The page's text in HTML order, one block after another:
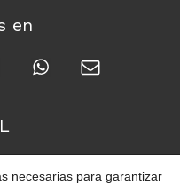
en
necesarias para garantizar